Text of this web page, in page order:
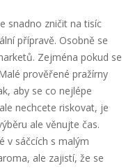
snadno zničit na tisíc
přípravě. Osobně se
Zejména pokud se
prověřené pražírny
aby se co nejlépe
nechcete riskovat, je
ale věnujte čas.
v sáčcích s malým
ale zajistí, že se